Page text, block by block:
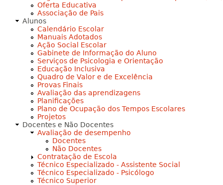
Oferta Educativa
Associação de Pais
Alunos
Calendário Escolar
Manuais Adotados
Ação Social Escolar
Gabinete de Informação do Aluno
Serviços de Psicologia e Orientação
Educação Inclusiva
Quadro de Valor e de Excelência
Provas Finais
Avaliação das aprendizagens
Planificações
Plano de Ocupação dos Tempos Escolares
Projetos
Docentes e Não Docentes
Avaliação de desempenho
Docentes
Não Docentes
Contratação de Escola
Técnico Especializado - Assistente Social
Técnico Especializado - Psicólogo
Técnico Superior